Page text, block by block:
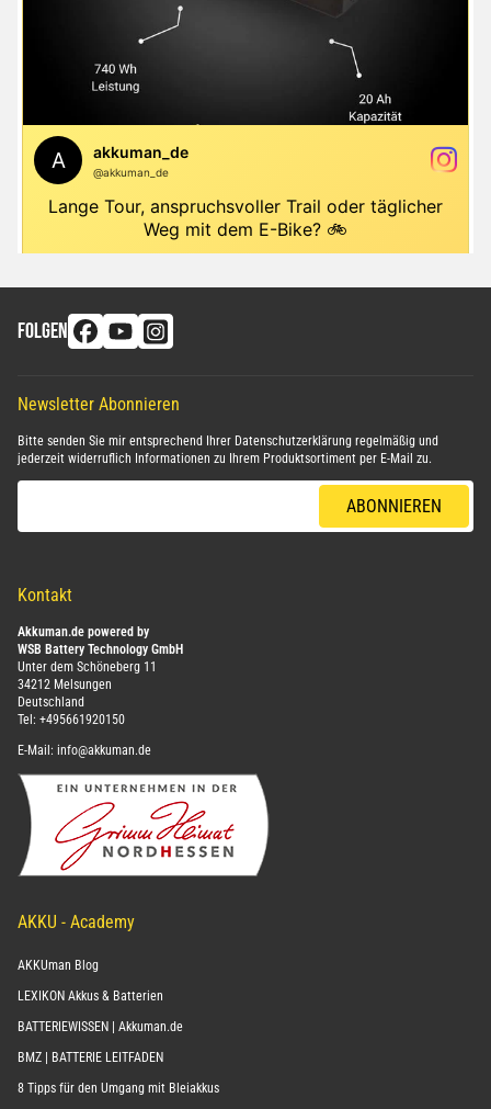
FOLGEN
Newsletter Abonnieren
Bitte senden Sie mir entsprechend Ihrer Datenschutzerklärung regelmäßig und
jederzeit widerruflich Informationen zu Ihrem Produktsortiment per E-Mail zu.
ABONNIEREN
Kontakt
Akkuman.de powered by
WSB Battery Technology GmbH
Unter dem Schöneberg 11
34212 Melsungen
Deutschland
Tel: +495661920150
E-Mail: info@akkuman.de
AKKU - Academy
AKKUman Blog
LEXIKON Akkus & Batterien
BATTERIEWISSEN | Akkuman.de
BMZ | BATTERIE LEITFADEN
8 Tipps für den Umgang mit Bleiakkus